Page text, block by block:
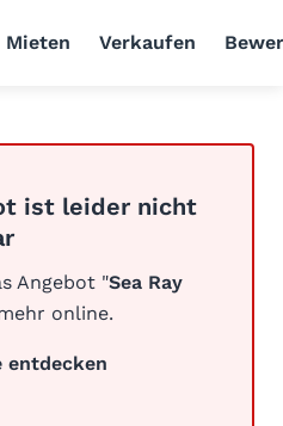
Mieten Verkaufen
ist leider nicht
Angebot "Sea Ray
online.
entdecken